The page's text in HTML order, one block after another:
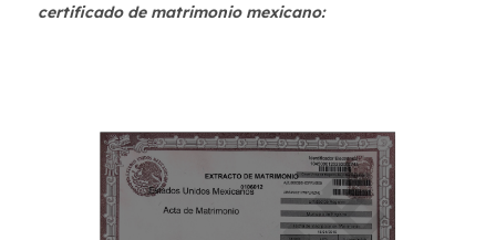
certificado de matrimonio mexicano: